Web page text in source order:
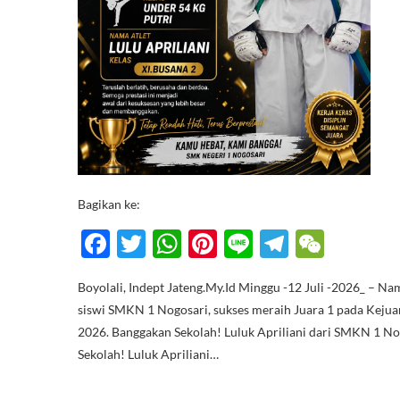
Bagikan ke:
F
e
b
o
T
itt
er
W
at
s
A
Pi
er
es
t
Li
e
T
e
gr
C
h
Boyolali, Indept Jateng.My.Id Minggu -12 Juli -2026_ –
siswi SMKN 1 Nogosari, sukses meraih Juara 1 pada
2026. Banggakan Sekolah! Luluk Apriliani dari SMKN 1
Sekolah! Luluk Apriliani…